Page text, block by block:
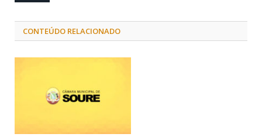
CONTEÚDO RELACIONADO